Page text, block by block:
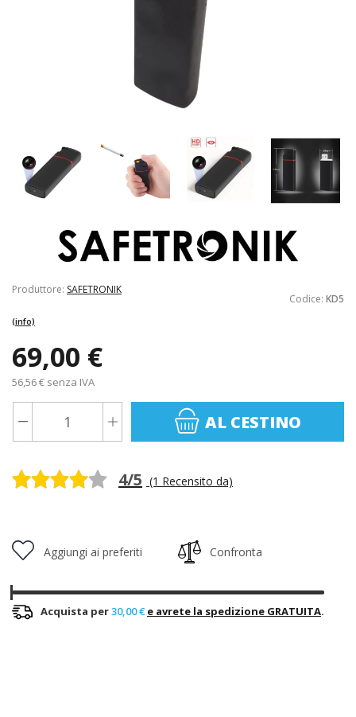
Produttore: SAFETRONIK
Codice: KD5
(info)
69,00 €
56,56 € senza IVA
AL CESTINO
4/5 (1 Recensito da)
Aggiungi ai preferiti Confronta
Acquista per30,00 € e avrete la spedizione GRATUITA.